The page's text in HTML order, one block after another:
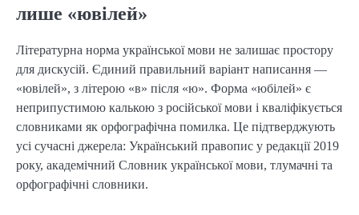
лише «ювілей»
Літературна норма української мови не залишає простору
для дискусій. Єдиний правильний варіант написання —
«ювілей», з літерою «в» після «ю». Форма «юбілей» є
неприпустимою калькою з російської мови і кваліфікується
словниками як орфографічна помилка. Це підтверджують
усі сучасні джерела: Український правопис у редакції 2019
року, академічний Словник української мови, тлумачні та
орфографічні словники.